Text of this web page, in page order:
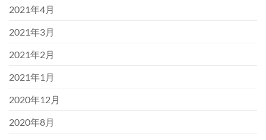
2021年4月
2021年3月
2021年2月
2021年1月
2020年12月
2020年8月